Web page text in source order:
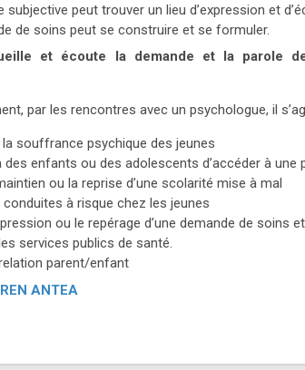
subjective peut trouver un lieu d’expression et
de soins peut se construire et se formuler.
et écoute la demande et la parole
par les rencontres avec un psychologue, il
la souffrance psychique des jeunes
des enfants ou des adolescents d’accéder à
ou la reprise d’une scolarité mise à mal
conduites à risque chez les jeunes
ou le repérage d’une demande de
services publics de santé.
parent/enfant
ANTEA